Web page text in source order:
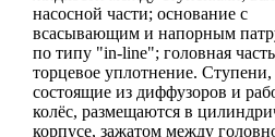
насосной части; основание с
всасывающим и напорным
по типу "in-line"; головная
торцевое уплотнение. Ступени,
состоящие из диффузоров и
колёс, размещаются в
корпусе, зажатом между